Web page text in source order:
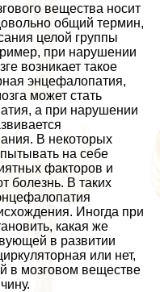
вещества носит
общий термин,
целой группы
при нарушении
возникает такое
энцефалопатия,
может стать
а при нарушении
В некоторых
на себе
факторов и
болезнь. В таких
Иногда при
какая же
в развитии
или нет,
в мозговом веществе